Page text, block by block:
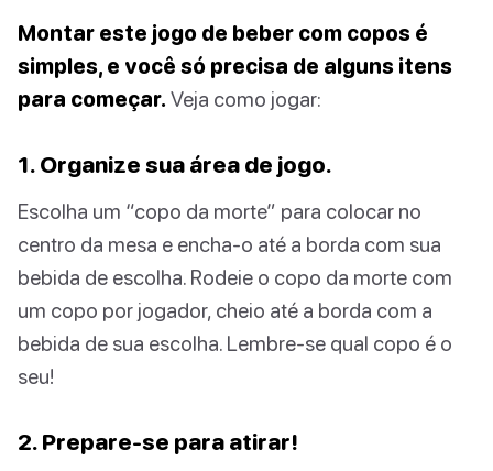
Montar este jogo de beber com copos é
simples, e você só precisa de alguns itens
para começar. Veja como jogar:
1. Organize sua área de jogo.
Escolha um “copo da morte” para colocar no
centro da mesa e encha-o até a borda com sua
bebida de escolha. Rodeie o copo da morte com
um copo por jogador, cheio até a borda com a
bebida de sua escolha. Lembre-se qual copo é o
seu!
2. Prepare-se para atirar!